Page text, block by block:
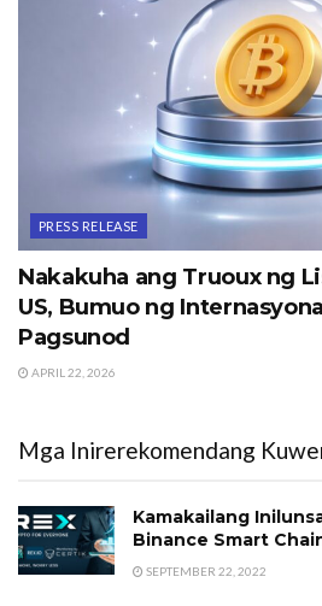
PRESS RELEASE
Nakakuha ang Truoux ng
US, Bumuo ng
Pagsunod
APRIL 22, 2026
Mga Inirerekomendang
Kamakailang
Binance Smart
SEPTEMBER 22, 2022